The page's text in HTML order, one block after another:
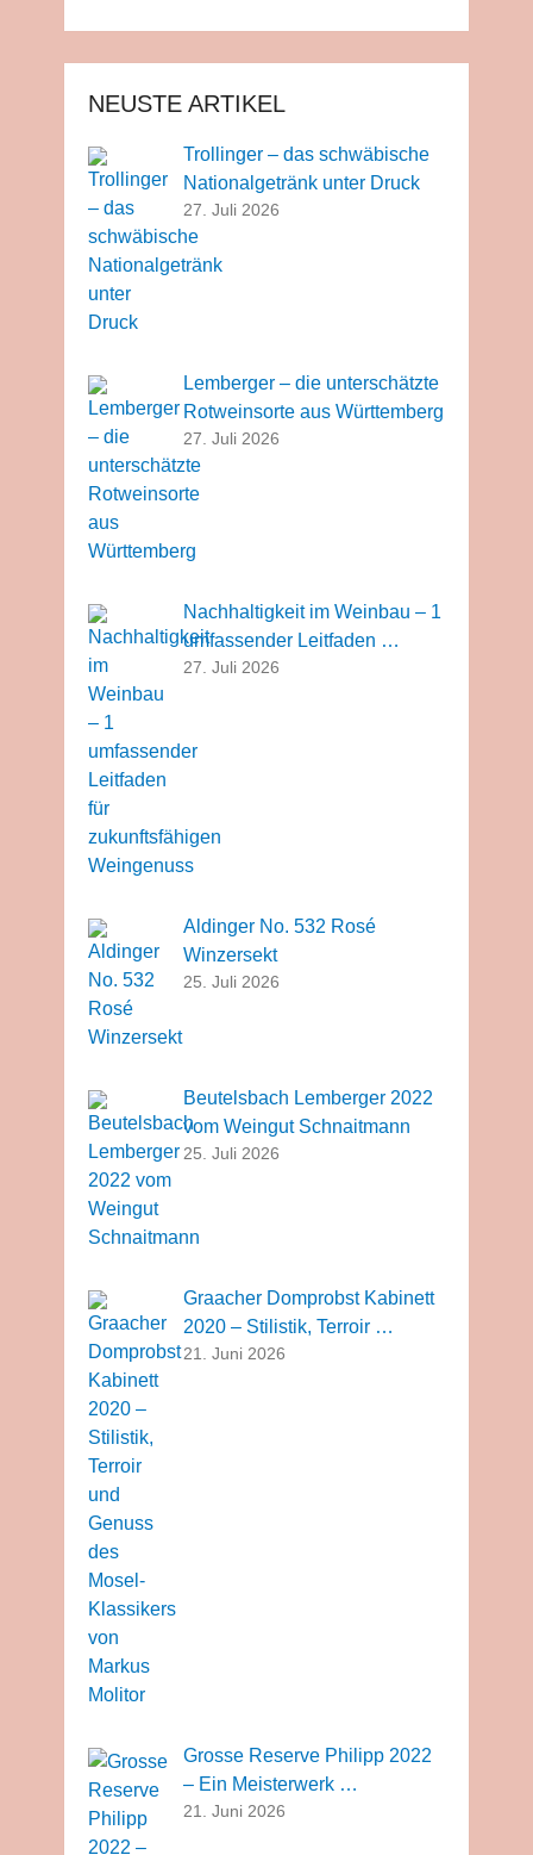
NEUSTE ARTIKEL
Trollinger – das schwäbische
Nationalgetränk unter Druck
27. Juli 2026
Lemberger – die unterschätzte
Rotweinsorte aus Württemberg
27. Juli 2026
Nachhaltigkeit im Weinbau – 1
umfassender Leitfaden …
27. Juli 2026
Aldinger No. 532 Rosé
Winzersekt
25. Juli 2026
Beutelsbach Lemberger 2022
vom Weingut Schnaitmann
25. Juli 2026
Graacher Domprobst Kabinett
2020 – Stilistik, Terroir …
21. Juni 2026
Grosse Reserve Philipp 2022
– Ein Meisterwerk …
21. Juni 2026